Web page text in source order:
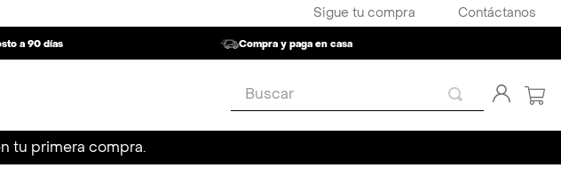
Sigue tu compra Contáctanos
a 90 días Compra y paga en casa
Buscar
tu primera compra.